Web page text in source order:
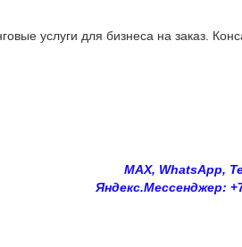
услуги для бизнеса на заказ.
MAX, WhatsApp,
Яндекс.Мессенджер: